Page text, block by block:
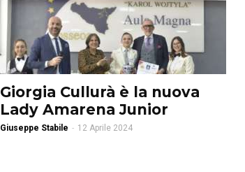
Giorgia Cullurà è la nuova
Lady Amarena Junior
Giuseppe Stabile - 12 Aprile 2024